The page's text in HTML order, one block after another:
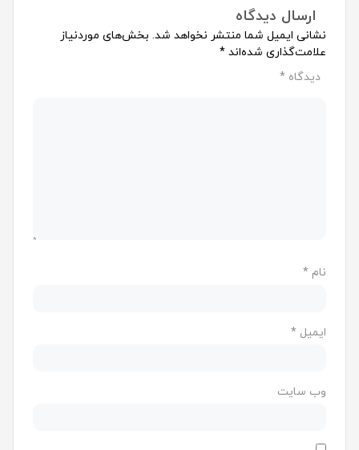
ارسال دیدگاه
نشانی ایمیل شما منتشر نخواهد شد. بخش‌های موردنیاز
علامت‌گذاری شده‌اند *
دیدگاه *
نام *
ایمیل *
وب‌ سایت